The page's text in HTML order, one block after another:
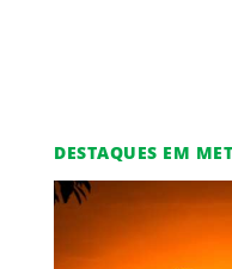
DESTAQUES EM